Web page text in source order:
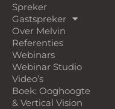
Spreker
Gastspreker
Over Melvin
Referenties
Webinars
Webinar Studio
Video’s
Boek: Ooghoogte
& Vertical Vision